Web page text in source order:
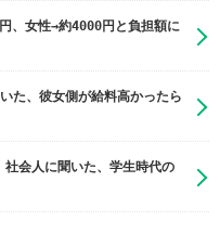
、女性→約4000円と負担額に
た、彼女側が給料高かったら
社会人に聞いた、学生時代の